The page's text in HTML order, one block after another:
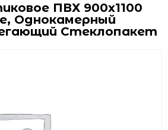
ПВХ 900х1100
Однокамерный
Стеклопакет